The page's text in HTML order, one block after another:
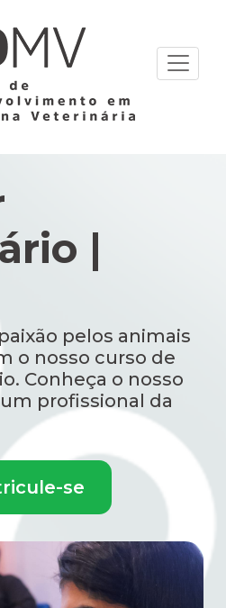
|
pelos animais
o nosso curso de
Conheça o nosso
profissional da
se